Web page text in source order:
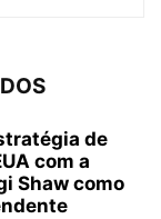
de
com a
Shaw como